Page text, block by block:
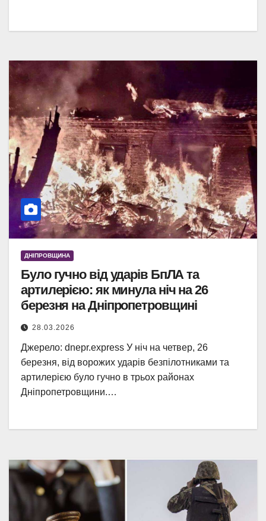
ДНІПРОВЩИНА
Було гучно від ударів БпЛА та
артилерією: як минула ніч на 26
березня на Дніпропетровщині
28.03.2026
Джерело: dnepr.express У ніч на четвер, 26
березня, від ворожих ударів безпілотниками та
артилерією було гучно в трьох районах
Дніпропетровщини.…